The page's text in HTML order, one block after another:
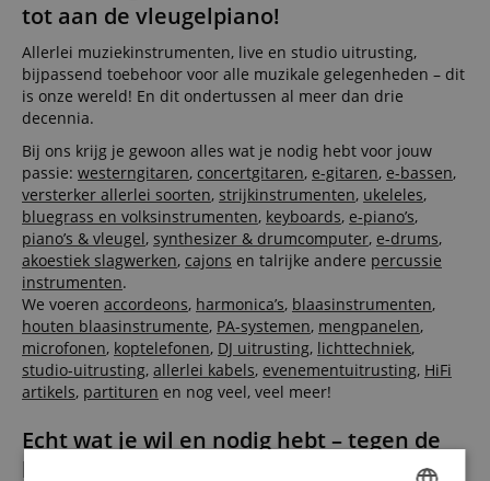
tot aan de vleugelpiano!
Allerlei muziekinstrumenten, live en studio uitrusting,
bijpassend toebehoor voor alle muzikale gelegenheden – dit
is onze wereld! En dit ondertussen al meer dan drie
decennia.
Bij ons krijg je gewoon alles wat je nodig hebt voor jouw
passie: westerngitaren, concertgitaren, e-gitaren, e-bassen,
versterker allerlei soorten, strijkinstrumenten, ukeleles,
bluegrass en volksinstrumenten, keyboards, e-piano’s,
piano’s & vleugel, synthesizer & drumcomputer, e-drums,
akoestiek slagwerken, cajons en talrijke andere percussie
instrumenten.
We voeren accordeons, harmonica’s, blaasinstrumenten,
houten blaasinstrumente, PA-systemen, mengpanelen,
microfonen, koptelefonen, DJ uitrusting, lichttechniek,
studio-uitrusting, allerlei kabels, evenementuitrusting, HiFi
artikels, partituren en nog veel, veel meer!
Echt wat je wil en nodig hebt – tegen de
beste prijs!